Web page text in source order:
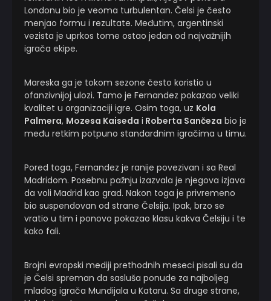
Londonu bio je veoma turbulentan. Čelsi je često
menjao formu i rezultate. Međutim, argentinski
vezista je uprkos tome ostao jedan od najvažnijih
igrača ekipe.
Mareska ga je tokom sezone često koristio u
ofanzivnijoj ulozi. Tamo je Fernandez pokazao veliki
kvalitet u organizaciji igre. Osim toga, uz Kola
Palmera, Mozesa Kaiseda i Roberta Sančeza bio je
među retkim potpuno standardnim igračima u timu.
Pored toga, Fernandez je ranije povezivan i sa Real
Madridom. Posebnu pažnju izazvala je njegova izjava
da voli Madrid kao grad. Nakon toga je privremeno
bio suspendovan od strane Čelsija. Ipak, brzo se
vratio u tim i ponovo pokazao klasu kakva Čelsiju i te
kako fali.
Brojni evropski mediji prethodnih meseci pisali su da
je Čelsi spreman da sasluša ponude za najboljeg
mladog igrača Mundijala u Kataru. Sa druge strane,